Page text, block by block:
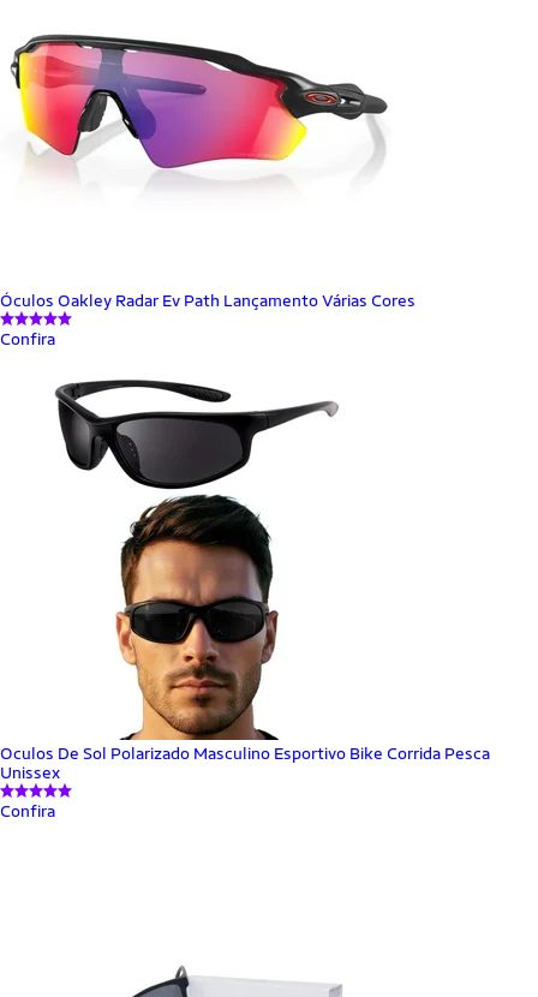
Óculos Oakley Radar Ev Path Lançamento Várias Cores
Confira
Oculos De Sol Polarizado Masculino Esportivo Bike Corrida Pesca
Unissex
Confira